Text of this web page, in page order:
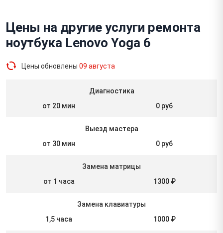
Цены на другие услуги ремонта
ноутбука Lenovo Yoga 6
Цены обновлены 09 августа
Диагностика
от 20 мин
0 руб
Выезд мастера
от 30 мин
0 руб
Замена матрицы
от 1 часа
1300 ₽
Замена клавиатуры
1,5 часа
1000 ₽